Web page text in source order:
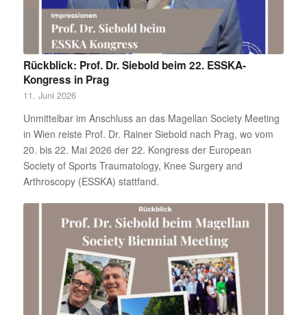
Rückblick: Prof. Dr. Siebold beim 22. ESSKA-
Kongress in Prag
11. Juni 2026
Unmittelbar im Anschluss an das Magellan Society Meeting
in Wien reiste Prof. Dr. Rainer Siebold nach Prag, wo vom
20. bis 22. Mai 2026 der 22. Kongress der European
Society of Sports Traumatology, Knee Surgery and
Arthroscopy (ESSKA) stattfand.